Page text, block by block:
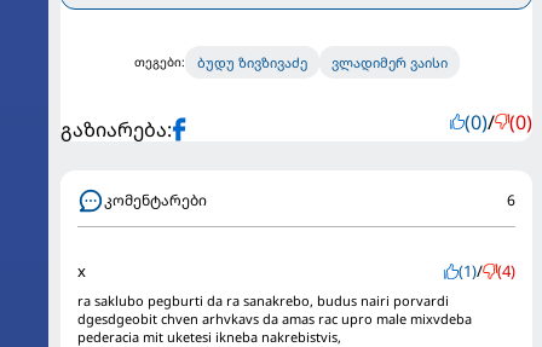
თეგები: ბუდუ ზივზივაძე ვლადიმერ ვაისი
გაზიარება: (0)/ (0)
კომენტარები 6
x (1)/ (4)
ra saklubo pegburti da ra sanakrebo, budus nairi porvardi
dgesdgeobit chven arhvkavs da amas rac upro male mixvdeba
pederacia mit uketesi ikneba nakrebistvis,